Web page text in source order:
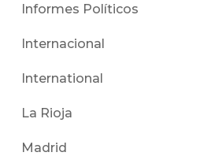
Informes Políticos
Internacional
International
La Rioja
Madrid